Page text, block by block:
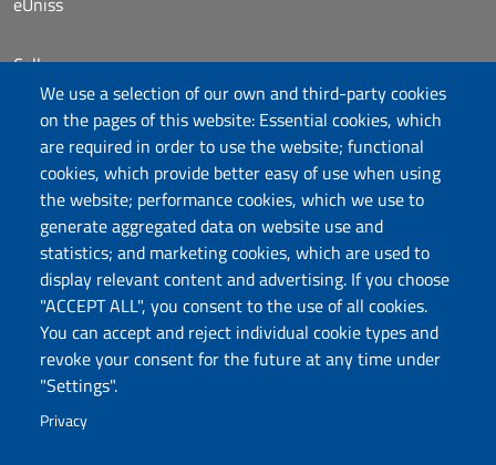
We use a selection of our own and third-party cookies
on the pages of this website: Essential cookies, which
are required in order to use the website; functional
cookies, which provide better easy of use when using
the website; performance cookies, which we use to
generate aggregated data on website use and
statistics; and marketing cookies, which are used to
display relevant content and advertising. If you choose
"ACCEPT ALL", you consent to the use of all cookies.
You can accept and reject individual cookie types and
revoke your consent for the future at any time under
"Settings".
Privacy
Università degli Studi di Sassari
Dipartimento di Storia, Scienze dell’Uomo e
della Formazione
Via Maurizio Zanfarino 62, 07100 Sassari
PEC: dip.storia.scienze.formazione@pec.uniss.it
www.uniss.it
Calls
Dichiarazione di accessibilità
Posta elettronica @uniss.it
Protocollo
Follow us